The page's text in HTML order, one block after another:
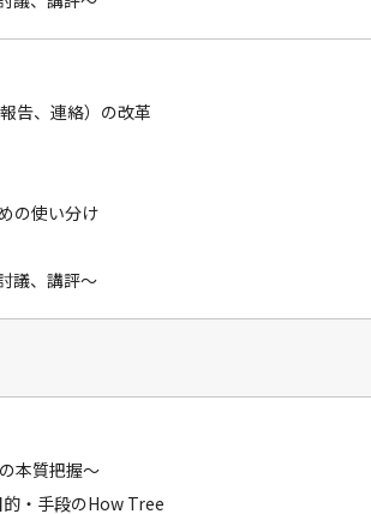
告、連絡）の改革
の使い分け
議、講評～
本質把握～
的・手段のHow Tree